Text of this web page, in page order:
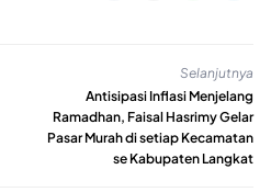
Selanjutnya
Antisipasi Inflasi Menjelang
Ramadhan, Faisal Hasrimy Gelar
Pasar Murah di setiap Kecamatan
se Kabupaten Langkat